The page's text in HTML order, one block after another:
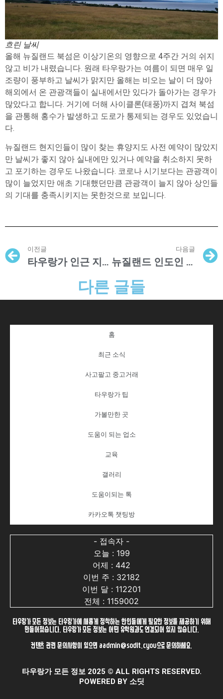
흐린 날씨
올해 뉴질랜드 북섬은 이상기온의 영향으로 4주간 거의 쉬지
않고 비가 내렸습니다. 원래 타우랑가는 여름이 되면 매우 일
조량이 풍부하고 날씨가 맑지만 올해는 비오는 날이 더 많아
해외에서 온 관광객들이 실내에서만 있다가 돌아가는 경우가
많았다고 합니다. 거기에 더해 사이클론(태풍)까지 겹쳐 북섬
을 관통해 홍수가 발생하고 도로가 통제되는 경우도 있었습니
다.
뉴질랜드 현지인들이 많이 찾는 휴양지도 사전 예약이 많았지
만 날씨가 좋지 않아 실내에만 있거나 예약을 취소하지 못하
고 포기하는 경우도 나왔습니다. 코로나 시기보다는 관광객이
많이 늘었지만 애초 기대했던만큼 관광객이 늘지 않아 상인들
의 기대를 충족시키지는 못한것으로 보입니다.
이전글
타우랑가 인근 지진 발생
다음글
뉴질랜드 인도인 영향력 확대될 전망
다른 글들
홈
최근 소식
사고팔고 중고거래
타우랑가 팁
가볼만한 곳
도움이 되는 업소
교육
갤러리
도움이되는 톡
카카오톡 챗팅방
- 접속자 -
오늘 : 199
어제 : 442
이번 주 : 32182
이번 달 : 112201
전체 : 1159002
타우랑가 모든 정보는 타우랑가에 새롭게 정착하는 한인들에게 필요한 정보를 제공하기 위해
만들어졌습니다. 타우랑가 모든 정보는 어떤 유학원과도 연결되어 있지 않습니다.
컨텐츠 관련 문의사항이 있으면 aadmin@sodit.cyou으로 문의하세요.
타우랑가 모든 정보 2025 © ALL RIGHTS RESERVED.
POWERED BY 소딧